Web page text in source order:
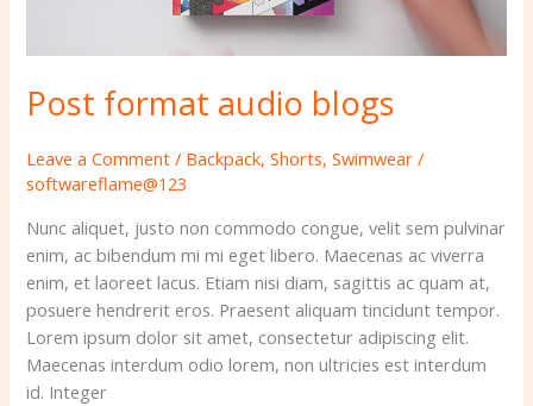
Post format audio blogs
Leave a Comment / Backpack,Shorts,Swimwear /
softwareflame@123
Nunc aliquet, justo non commodo congue, velit sem pulvinar
enim, ac bibendum mi mi eget libero. Maecenas ac viverra
enim, et laoreet lacus. Etiam nisi diam, sagittis ac quam at,
posuere hendrerit eros. Praesent aliquam tincidunt tempor.
Lorem ipsum dolor sit amet, consectetur adipiscing elit.
Maecenas interdum odio lorem, non ultricies est interdum
id. Integer